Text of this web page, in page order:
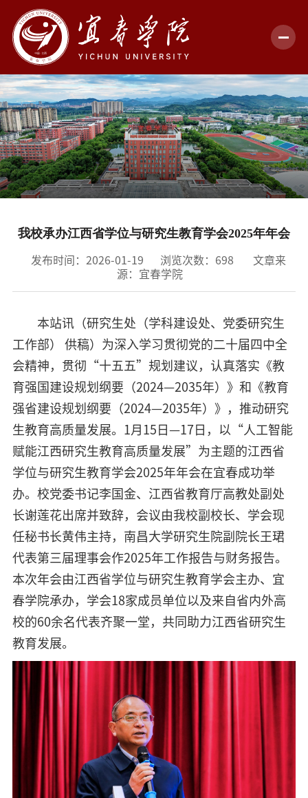
首页
新闻中心
学校概况
机构设置
科学研究
图书档案
回顾旧版 迎新 考生 在校生 教职工 校友会
我校承办江西省学位与研究生教育学会2025年年会
发布时间：2026-01-19 浏览次数： 698
文章来
源：宜春学院
本站讯（研究生处（学科建设处、党委研究生
工作部） 供稿）为深入学习贯彻党的二十届四中全
会精神，贯彻“十五五”规划建议，认真落实《教
育强国建设规划纲要（2024—2035年）》和《教育
强省建设规划纲要（2024—2035年）》，推动研究
生教育高质量发展。1月15日—17日，以“人工智能
赋能江西研究生教育高质量发展”为主题的江西省
学位与研究生教育学会2025年年会在宜春成功举
办。校党委书记李国金、江西省教育厅高教处副处
长谢莲花出席并致辞，会议由我校副校长、学会现
任秘书长黄伟主持，南昌大学研究生院副院长王珺
代表第三届理事会作2025年工作报告与财务报告。
本次年会由江西省学位与研究生教育学会主办、宜
春学院承办，学会18家成员单位以及来自省内外高
校的60余名代表齐聚一堂，共同助力江西省研究生
教育发展。